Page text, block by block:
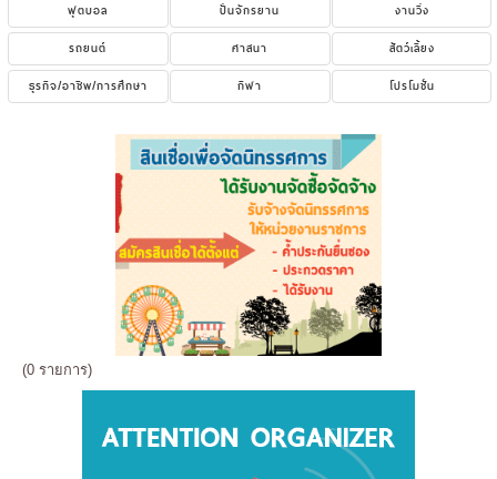
ฟุตบอล
ปั่นจักรยาน
งานวิ่ง
รถยนต์
ศาสนา
สัตว์เลี้ยง
ธุรกิจ/อาชีพ/การศึกษา
กีฬา โปรโมชั่น
(0 รายการ)